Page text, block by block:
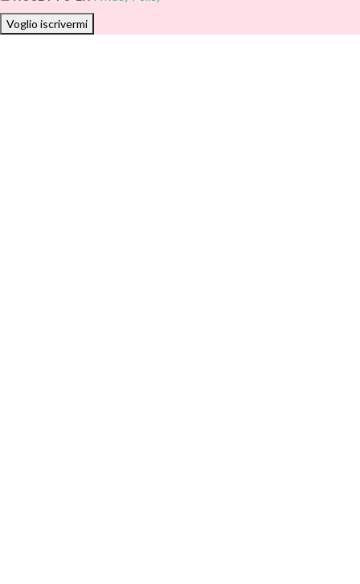
Voglio iscrivermi